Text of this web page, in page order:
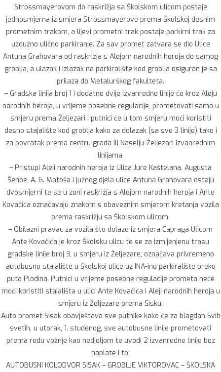
Strossmayerovom do raskrižja sa Školskom ulicom postaje
jednosmjerna iz smjera Strossmayerove prema Školskoj desnim
prometnim trakom, a lijevi prometni trak postaje parkirni trak za
uzdužno ulično parkiranje. Za sav promet zatvara se dio Ulice
Antuna Grahovara od raskrižja s Alejom narodnih heroja do samog
groblja, a ulazak i izlazak na parkiralište kod groblja osiguran je sa
prilaza do Metalurškog fakulteta.
– Gradska linija broj 1 i dodatne dvije izvanredne linije će kroz Aleju
narodnih heroja, u vrijeme posebne regulacije, prometovati samo u
smjeru prema Željezari i putnici će u tom smjeru moći koristiti
desno stajalište kod groblja kako za dolazak (sa sve 3 linije) tako i
za povratak prema centru grada ili Naselju-Željezari izvanrednim
linijama.
– Pristupi Aleji narodnih heroja iz Ulica Jure Kaštelana, Augusta
Šenoe, A. G. Matoša i južnog djela ulice Antuna Grahovara ostaju
dvosmjerni te se u zoni raskrižja s Alejom narodnih heroja i Ante
Kovačića označavaju znakom s obaveznim smjerom kretanja vozila
prema raskrižju sa Školskom ulicom.
– Obilazni pravac za vozila što dolaze iz smjera Capraga Ulicom
Ante Kovačića je kroz Školsku ulicu te se za izmijenjenu trasu
gradske linije broj 3, u smjeru iz Željezare, označava privremeno
autobusno stajalište u Školskoj ulice uz INA-ino parkiralište preko
puta Plodina. Putnici u vrijeme posebne regulacije prometa neće
moći koristiti stajališta u ulici Ante Kovačića i Aleji narodnih heroja u
smjeru iz Željezare prema Sisku.
Auto promet Sisak obavještava sve putnike kako će za blagdan Svih
svetih, u utorak, 1. studenog, sve autobusne linije prometovati
prema redu vožnje kao nedjeljom te uvodi 2 izvanredne linije bez
naplate i to:
AUTOBUSNI KOLODVOR SISAK – GROBLJE VIKTOROVAC – ŠKOLSKA